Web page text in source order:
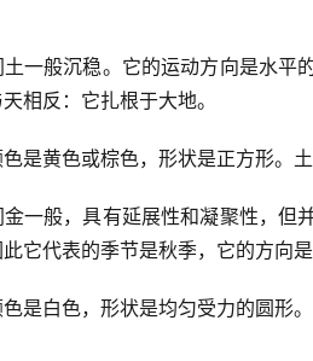
一般沉稳。它的运动方向是水平
相反：它扎根于大地。
是黄色或棕色，形状是正方形。土
一般，具有延展性和凝聚性，但
它代表的季节是秋季，它的方向
是白色，形状是均匀受力的圆形